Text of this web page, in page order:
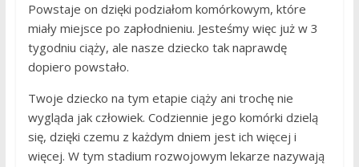
Powstaje on dzięki podziałom komórkowym, które
miały miejsce po zapłodnieniu. Jesteśmy więc już w 3
tygodniu ciąży, ale nasze dziecko tak naprawdę
dopiero powstało.
Twoje dziecko na tym etapie ciąży ani trochę nie
wygląda jak człowiek. Codziennie jego komórki dzielą
się, dzięki czemu z każdym dniem jest ich więcej i
więcej. W tym stadium rozwojowym lekarze nazywają